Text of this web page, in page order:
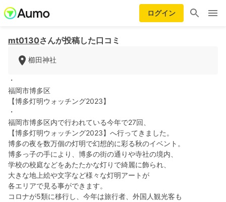
ログイン
mt0130さんが投稿した口コミ
櫛田神社
・
福岡市博多区
【博多灯明ウォッチング2023】
・
福岡市博多区内で行われている今年で27回、
【博多灯明ウォッチング2023】へ行ってきました。
博多の夜を数万個の灯明で幻想的に彩る秋のイベント。
博多っ子の手により、博多の街の通りや寺社の境内、
学校の校庭などをあたたかな灯りで綺麗に飾られ、
大きな地上絵や文字など様々な灯明アートが
各エリアで見る事ができます。
コロナが5類に移行し、今年は旅行者、外国人観光客も